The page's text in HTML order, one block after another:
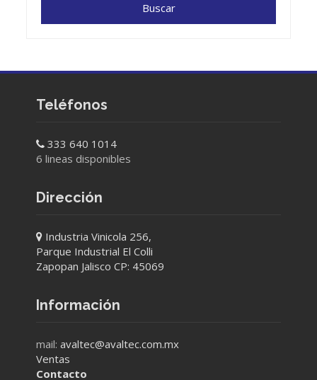
Teléfonos
333 640 1014
6 lineas disponibles
Dirección
Industria Vinicola 256,
Parque Industrial El Colli
Zapopan Jalisco CP: 45069
Información
mail: avaltec@avaltec.com.mx
Ventas
Contacto